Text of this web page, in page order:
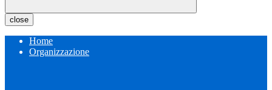
close
Home
Organizzazione